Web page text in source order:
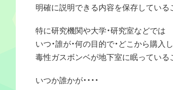
明確に説明できる内容を保存している
特に研究機関や大学・研究室などでは
いつ・誰が・何の目的で・どこから購
毒性ガスボンベが地下室に眠っている
いつか誰かが・・・・